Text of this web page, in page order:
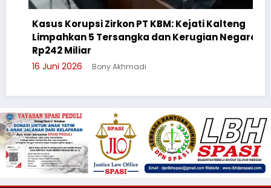
Kasus Korupsi Zirkon PT KBM: Kejati Kalteng
Limpahkan 5 Tersangka dan Kerugian Negara
Rp242 Miliar
16 Juni 2026 Bony Akhmadi